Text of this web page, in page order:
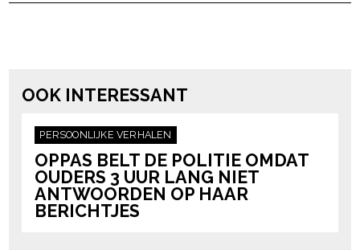
OOK INTERESSANT
PERSOONLIJKE VERHALEN
OPPAS BELT DE POLITIE OMDAT
OUDERS 3 UUR LANG NIET
ANTWOORDEN OP HAAR
BERICHTJES